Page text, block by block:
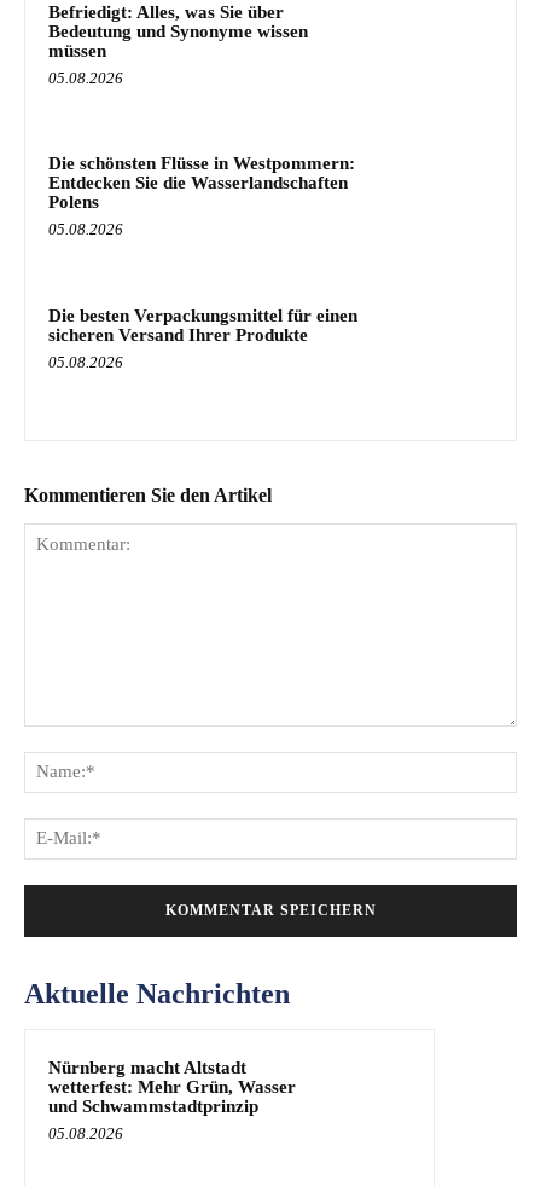
Befriedigt: Alles, was Sie über
Bedeutung und Synonyme wissen
müssen
05.08.2026
Die schönsten Flüsse in Westpommern:
Entdecken Sie die Wasserlandschaften
Polens
05.08.2026
Die besten Verpackungsmittel für einen
sicheren Versand Ihrer Produkte
05.08.2026
Kommentieren Sie den Artikel
Aktuelle Nachrichten
Nürnberg macht Altstadt
wetterfest: Mehr Grün, Wasser
und Schwammstadtprinzip
05.08.2026